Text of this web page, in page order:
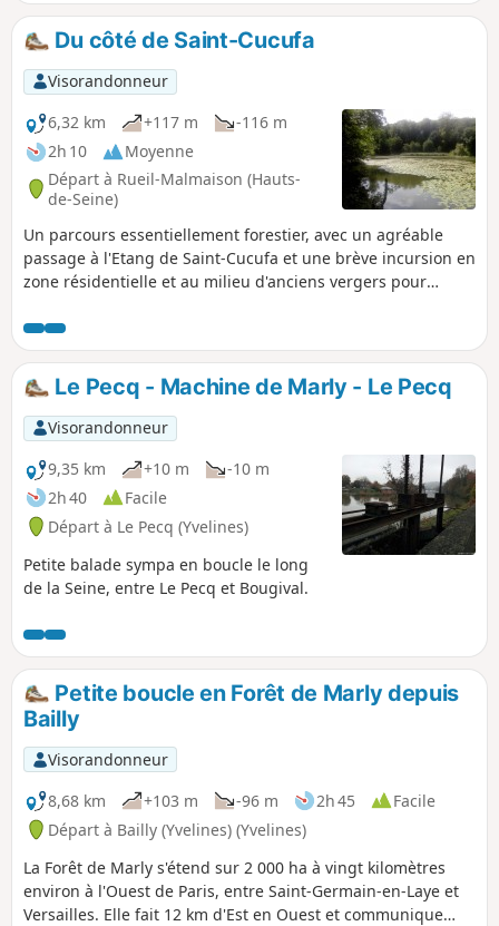
Du côté de Saint-Cucufa
Visorandonneur
6,32 km
+117 m
-116 m
2h 10
Moyenne
Départ à Rueil-Malmaison (Hauts-
de-Seine)
Un parcours essentiellement forestier, avec un agréable
passage à l'Etang de Saint-Cucufa et une brève incursion en
zone résidentielle et au milieu d'anciens vergers pour
Gallicourts. Une promenade pour la demi-journée.
Le Pecq - Machine de Marly - Le Pecq
Visorandonneur
9,35 km
+10 m
-10 m
2h 40
Facile
Départ à Le Pecq (Yvelines)
Petite balade sympa en boucle le long
de la Seine, entre Le Pecq et Bougival.
Petite boucle en Forêt de Marly depuis
Bailly
Visorandonneur
8,68 km
+103 m -96 m 2h 45
Facile
Départ à Bailly (Yvelines) (Yvelines)
La Forêt de Marly s'étend sur 2 000 ha à vingt kilomètres
environ à l'Ouest de Paris, entre Saint-Germain-en-Laye et
Versailles. Elle fait 12 km d'Est en Ouest et communique